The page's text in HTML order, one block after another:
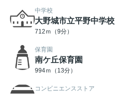
中学校
大野城市立平野中学校
712ｍ（9分）
保育園
南ケ丘保育園
994ｍ（13分）
コンビニエンスストア